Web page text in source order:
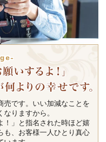
売です。いい加減なことを
りますから。
！」と指名された時ほど嬉
も、お客様一人ひとり真心